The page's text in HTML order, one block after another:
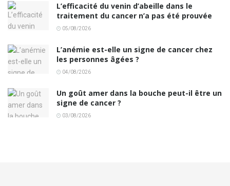
L’efficacité du venin d’abeille dans le
traitement du cancer n’a pas été prouvée
05/08/2026
L’anémie est-elle un signe de cancer chez
les personnes âgées ?
04/08/2026
Un goût amer dans la bouche peut-il être un
signe de cancer ?
03/08/2026